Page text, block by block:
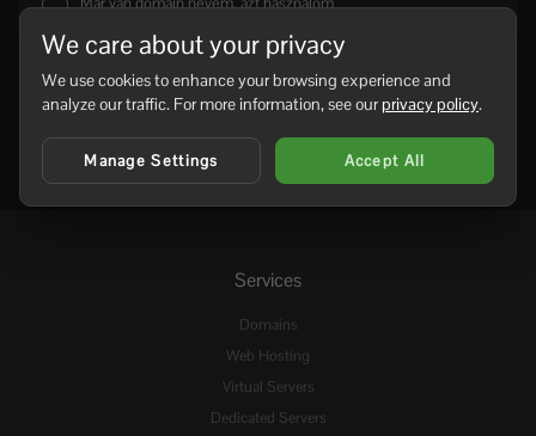
Services
Domains
Web Hosting
Virtual Servers
Dedicated Servers
We care about your privacy
We use cookies to enhance your browsing experience and
analyze our traffic. For more information, see ourprivacy policy.
Manage Settings Accept All